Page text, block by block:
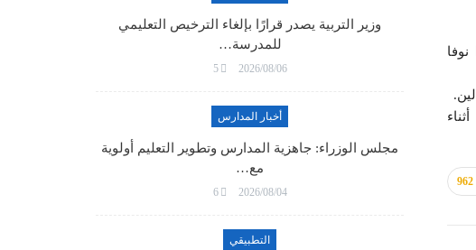
962
وزير التربية يصدر قرارًا بإلغاء الترخيص التعليمي
للمدرسة…
2026/08/06
5
أخبار المدارس
مجلس الوزراء: جاهزية المدارس وتطوير التعليم أولوية
مع…
2026/08/04
6
التطبيقي